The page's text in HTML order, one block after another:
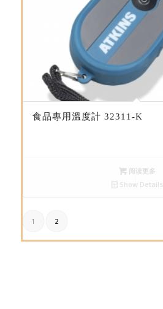
食品專用溫度計 32311-K
阅读更多
Show Details
1 2